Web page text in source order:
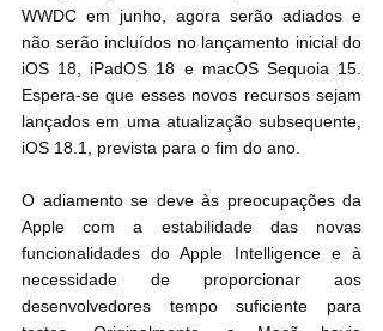
WWDC em junho, agora serão adiados e
não serão incluídos no lançamento inicial do
iOS 18, iPadOS 18 e macOS Sequoia 15.
Espera-se que esses novos recursos sejam
lançados em uma atualização subsequente,
iOS 18.1, prevista para o fim do ano.
O adiamento se deve às preocupações da
Apple com a estabilidade das novas
funcionalidades do Apple Intelligence e à
necessidade de proporcionar aos
desenvolvedores tempo suficiente para